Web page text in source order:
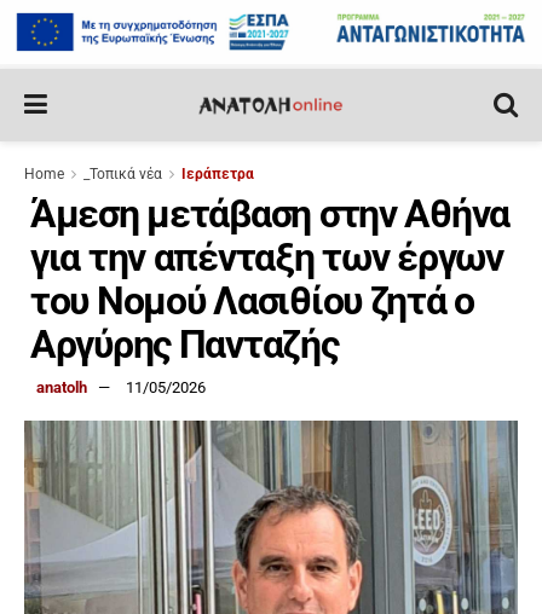
Home _Τοπικά νέα Ιεράπετρα
Άμεση μετάβαση στην Αθήνα
για την απένταξη των έργων
του Νομού Λασιθίου ζητά ο
Αργύρης Πανταζής
anatolh 11/05/2026